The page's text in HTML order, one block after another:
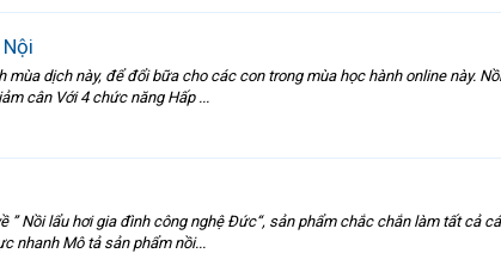
dịch này, để đổi bữa cho các con trong mùa học hành online này.
cân Với 4 chức năng Hấp ...
Nồi lẩu hơi gia đình công nghệ Đức“, sản phẩm chắc chắn làm tất cả
nhanh Mô tả sản phẩm nồi...